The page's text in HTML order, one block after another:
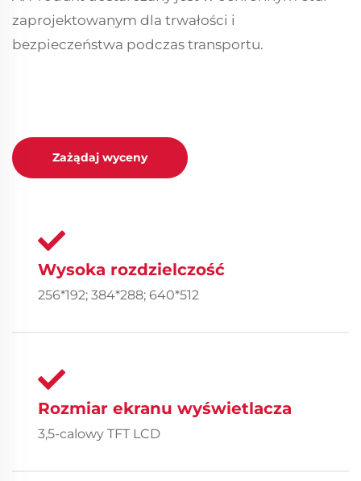
zaprojektowanym dla trwałości i
bezpieczeństwa podczas transportu.
Zażądaj wyceny
Wysoka rozdzielczość
256*192; 384*288; 640*512
Rozmiar ekranu wyświetlacza
3,5-calowy TFT LCD